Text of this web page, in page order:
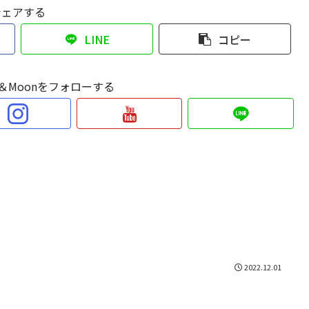
アする
LINE コピー
Moonをフォローする
2022.12.01